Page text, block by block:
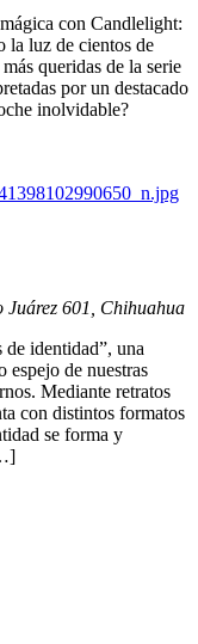
con Candlelight:
la luz de cientos de
queridas de la serie
por un destacado
inolvidable?
Juárez 601, Chihuahua
identidad”, una
espejo de nuestras
Mediante retratos
con distintos formatos
se forma y